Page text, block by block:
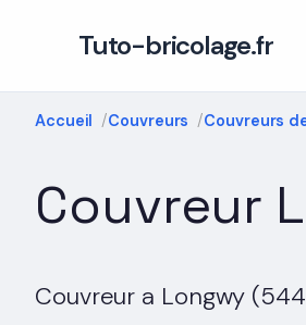
Tuto-bricolage.fr
Accueil Couvreurs Couvreurs
Couvreur
Couvreur a Longwy